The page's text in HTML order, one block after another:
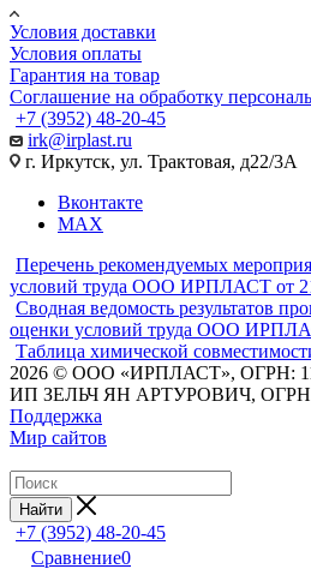
Условия доставки
Условия оплаты
Гарантия на товар
Соглашение на обработку
+7 (3952) 48-20-45
irk@irplast.ru
г. Иркутск, ул. Трактовая, д22/3А
Вконтакте
MAX
Перечень рекомендуемых
условий труда ООО ИРПЛАСТ от
Сводная ведомость результатов
оценки условий труда ООО
Таблица химической
2026 © ООО «ИРПЛАСТ», ОГРН:
ИП ЗЕЛЬЧ ЯН АРТУРОВИЧ,
Поддержка
Мир сайтов
Найти
+7 (3952) 48-20-45
Сравнение0